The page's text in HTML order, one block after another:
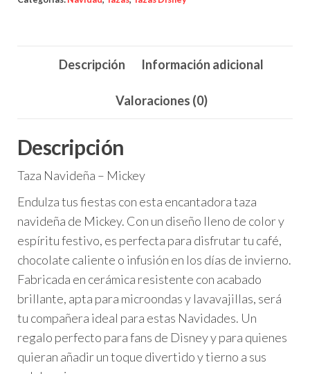
Descripción Información adicional
Valoraciones (0)
Descripción
Taza Navideña – Mickey
Endulza tus fiestas con esta encantadora taza
navideña de Mickey. Con un diseño lleno de color y
espíritu festivo, es perfecta para disfrutar tu café,
chocolate caliente o infusión en los días de invierno.
Fabricada en cerámica resistente con acabado
brillante, apta para microondas y lavavajillas, será
tu compañera ideal para estas Navidades. Un
regalo perfecto para fans de Disney y para quienes
quieran añadir un toque divertido y tierno a sus